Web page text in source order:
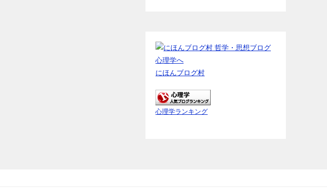
にほんブログ村
心理学ランキング